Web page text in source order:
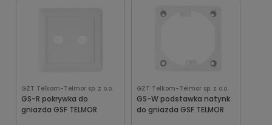
GZT Telkom-Telmor sp. z o.o.
GS-R pokrywka do
gniazda GSF TELMOR
GZT Telkom-Telmor sp. z o.o.
GS-W podstawka natynk
do gniazda GSF TELMOR